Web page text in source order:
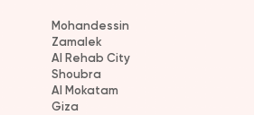
Mohandessin
Zamalek
Al Rehab City
Shoubra
Al Mokatam
Giza